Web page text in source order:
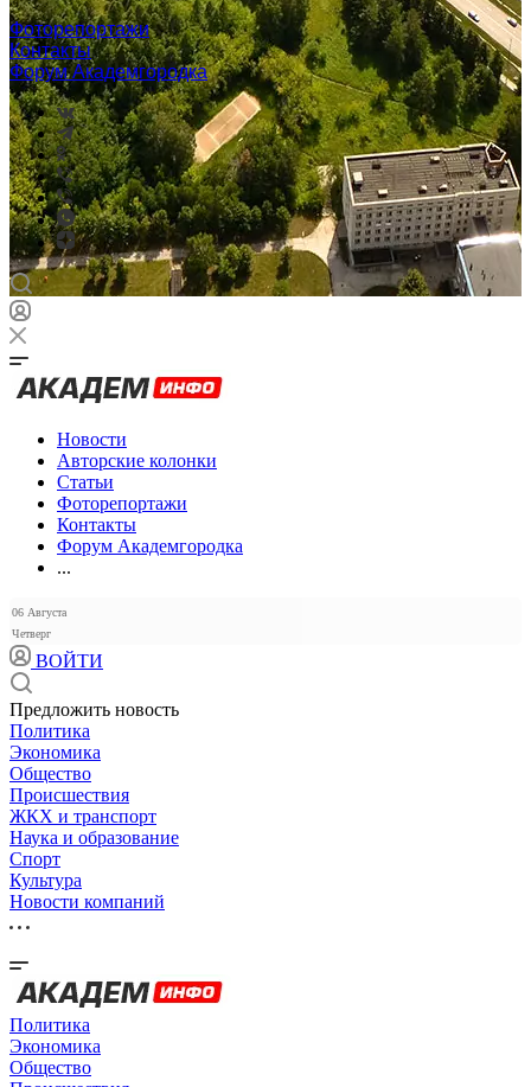
Фоторепортажи
Контакты
Форум Академгородка
Новости
Авторские колонки
Статьи
Фоторепортажи
Контакты
Форум Академгородка
...
06 Августа
Четверг
ВОЙТИ
Предложить новость
Политика
Экономика
Общество
Происшествия
ЖКХ и транспорт
Наука и образование
Спорт
Культура
Новости компаний
Политика
Экономика
Общество